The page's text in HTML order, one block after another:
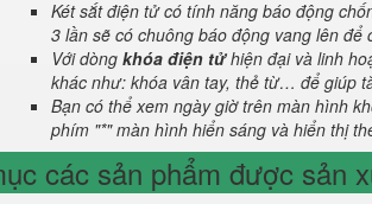
Két sắt điện tử có tính năng báo động
3 lần sẽ có chuông báo động vang lên để
Với dòng khóa điện tửhiện đại và linh
khác như: khóa vân tay, thẻ từ… để giúp
Bạn có thể xem ngày giờ trên màn hình
phím "*" màn hình hiển sáng và hiển thị
các sản phẩm được sản